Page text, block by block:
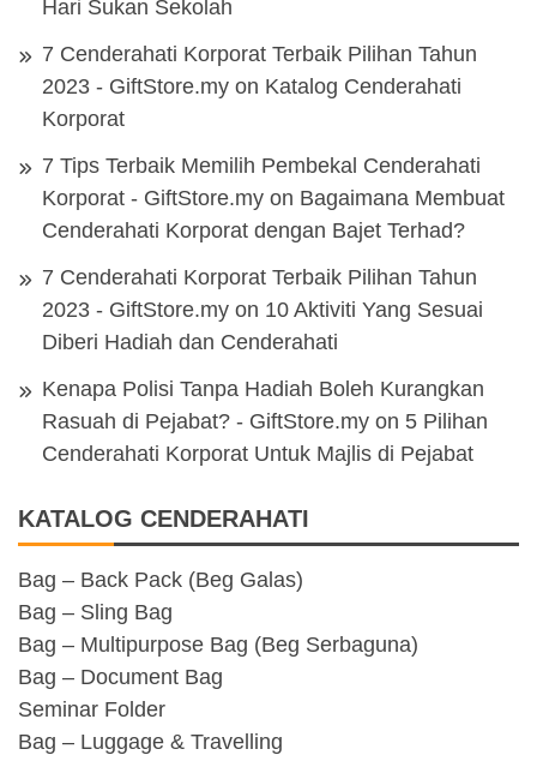
Hari Sukan Sekolah
7 Cenderahati Korporat Terbaik Pilihan Tahun
2023 - GiftStore.my on Katalog Cenderahati
Korporat
7 Tips Terbaik Memilih Pembekal Cenderahati
Korporat - GiftStore.my on Bagaimana Membuat
Cenderahati Korporat dengan Bajet Terhad?
7 Cenderahati Korporat Terbaik Pilihan Tahun
2023 - GiftStore.my on 10 Aktiviti Yang Sesuai
Diberi Hadiah dan Cenderahati
Kenapa Polisi Tanpa Hadiah Boleh Kurangkan
Rasuah di Pejabat? - GiftStore.my on 5 Pilihan
Cenderahati Korporat Untuk Majlis di Pejabat
KATALOG CENDERAHATI
Bag – Back Pack (Beg Galas)
Bag – Sling Bag
Bag – Multipurpose Bag (Beg Serbaguna)
Bag – Document Bag
Seminar Folder
Bag – Luggage & Travelling